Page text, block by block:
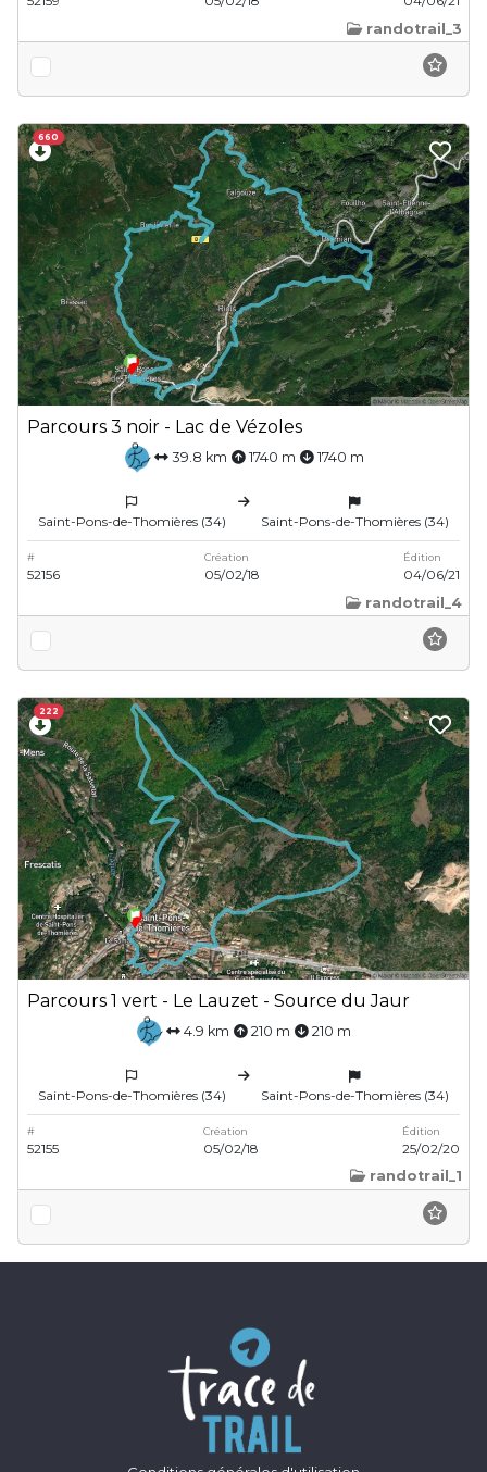
randotrail_3
660
Parcours 3 noir - Lac de Vézoles
39.8 km 1740 m 1740 m
Saint-Pons-de-Thomières (34) Saint-Pons-de-Thomières (34)
#
52156
Création
05/02/18
Édition
04/06/21
randotrail_4
222
Parcours 1 vert - Le Lauzet - Source du Jaur
4.9 km 210 m 210 m
Saint-Pons-de-Thomières (34) Saint-Pons-de-Thomières (34)
#
52155
Création
05/02/18
Édition
25/02/20
randotrail_1